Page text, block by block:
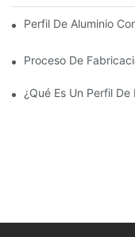
Perfil De Aluminio
Proceso De
¿Qué Es Un Perfil De